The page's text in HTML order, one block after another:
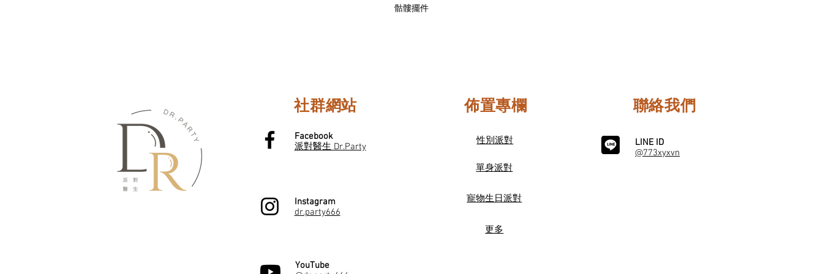
骷髏擺件
社群網站
Facebook
派對醫生 Dr.Party
Instagram
dr.party666
YouTube
佈置專欄
性別派對
單身派對
寵物生日派對
更多
聯絡我們
LINE ID
@773xyxvn